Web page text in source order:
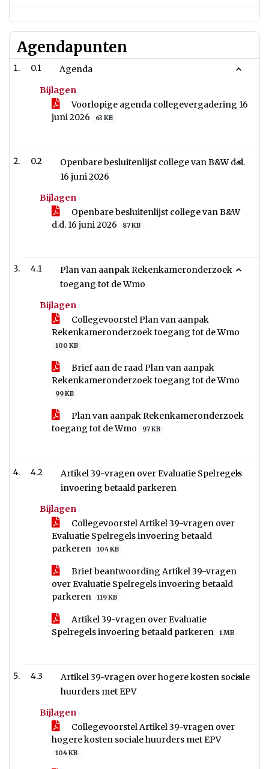
Agendapunten
0.1
Agenda
Bijlagen
Voorlopige agenda collegevergadering 16
juni 2026
63 KB
0.2
Openbare besluitenlijst college van B&W d.d.
16 juni 2026
Bijlagen
Openbare besluitenlijst college van B&W
d.d. 16 juni 2026
87 KB
4.1
Plan van aanpak Rekenkameronderzoek
toegang tot de Wmo
Bijlagen
Collegevoorstel Plan van aanpak
Rekenkameronderzoek toegang tot de Wmo
100 KB
Brief aan de raad Plan van aanpak
Rekenkameronderzoek toegang tot de Wmo
99 KB
Plan van aanpak Rekenkameronderzoek
toegang tot de Wmo
97 KB
4.2
Artikel 39-vragen over Evaluatie Spelregels
invoering betaald parkeren
Bijlagen
Collegevoorstel Artikel 39-vragen over
Evaluatie Spelregels invoering betaald
parkeren
104 KB
Brief beantwoording Artikel 39-vragen
over Evaluatie Spelregels invoering betaald
parkeren
119 KB
Artikel 39-vragen over Evaluatie
Spelregels invoering betaald parkeren
1 MB
4.3
Artikel 39-vragen over hogere kosten sociale
huurders met EPV
Bijlagen
Collegevoorstel Artikel 39-vragen over
hogere kosten sociale huurders met EPV
104 KB